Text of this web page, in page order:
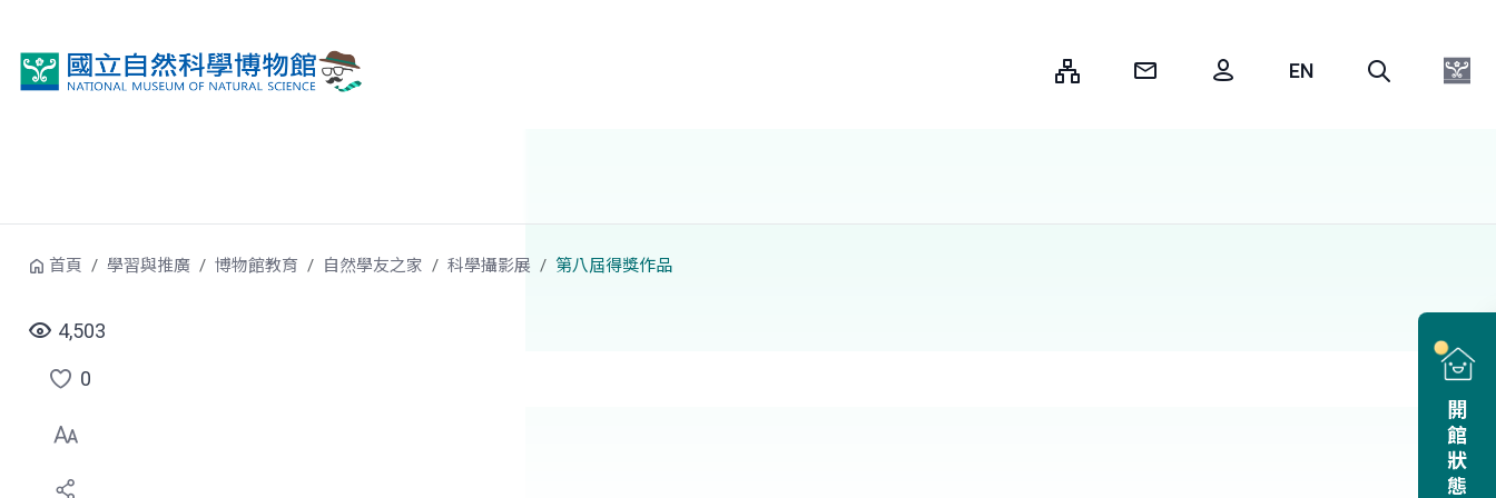
開館狀態
首頁 學習與推廣 博物館教育 自然學友之家 科學攝影展 第八屆得獎作品
4,503
點
選
喜
0